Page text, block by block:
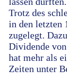
Trotz des
in den letzten
zugelegt.
Dividende
hat mehr als
Zeiten unter